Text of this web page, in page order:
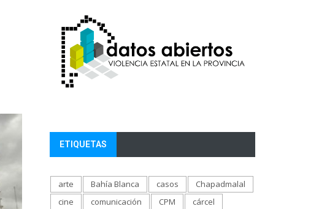
ETIQUETAS
arte Bahía Blanca casos
Chapadmalal
cine
comunicación CPM
cárcel